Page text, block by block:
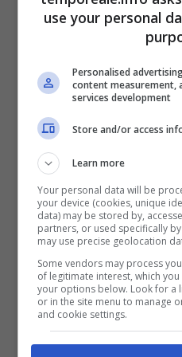
“Nel pieno rispetto
dopo la conclusione
sua disponibilità a
loro famiglie. E’ stata,
preclusa sin dall’inizio
avvio dell’inchiesta
conseguenza che la
di Latina non ha
indagine con la
delle vittime,
interrogatori e
use your personal
Personalised
content measurement,
services development
Store and/or access
Learn more
Your personal data will be
your device (cookies, unique
data) may be stored by,
partners, or used specifically
may use precise geolocation
Some vendors may process
of legitimate interest, which
your options below. Look for a
or in the site menu to manage
and cookie settings.